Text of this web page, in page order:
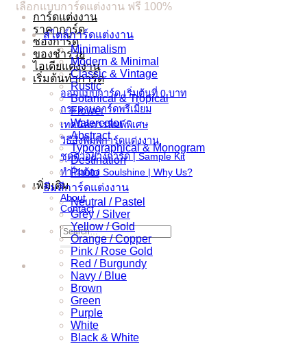
การ์ดแต่งงาน
ราคาการ์ด
ซองการ์ด
ของชำร่วย
ไอเดียแต่งงาน
เริ่มต้นทำการ์ด
ออกแบบการ์ด เริ่มต้นที่ 0 บาท
กระดาษการ์ดพรีเมี่ยม
เทคนิคการพิมพ์พิเศษ
วิธีสั่งพิมพ์การ์ดแต่งงาน
ชุดตัวอย่างการ์ด | Sample Kit
ทำไมต้อง Soulshine | Why Us?
เพิ่มเติม
About
Contact
Search
for:
เลือกแบบการ์ดแต่งงาน ฟรี 100%
สไตล์การ์ดแต่งงาน
Minimalism
Modern & Minimal
Classic & Vintage
Rustic
Botanical & Tropical
Flower
Watercolor
Abstract
Typographical & Monogram
Destination
Photo
ธีมสีการ์ดแต่งงาน
Neutral / Pastel
Grey / Silver
Yellow / Gold
Orange / Copper
Pink / Rose Gold
Red / Burgundy
Navy / Blue
Brown
Green
Purple
White
Black & White